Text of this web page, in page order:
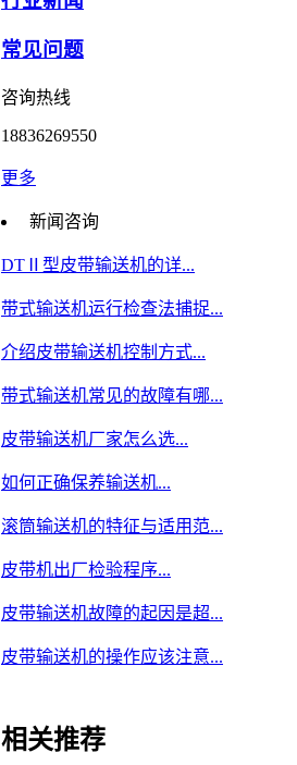
常见问题
咨询热线
18836269550
更多
新闻咨询
DTⅡ型皮带输送机的详...
带式输送机运行检查法捕捉...
介绍皮带输送机控制方式...
带式输送机常见的故障有哪...
皮带输送机厂家怎么选...
如何正确保养输送机...
滚筒输送机的特征与适用范...
皮带机出厂检验程序...
皮带输送机故障的起因是超...
皮带输送机的操作应该注意...
相关推荐